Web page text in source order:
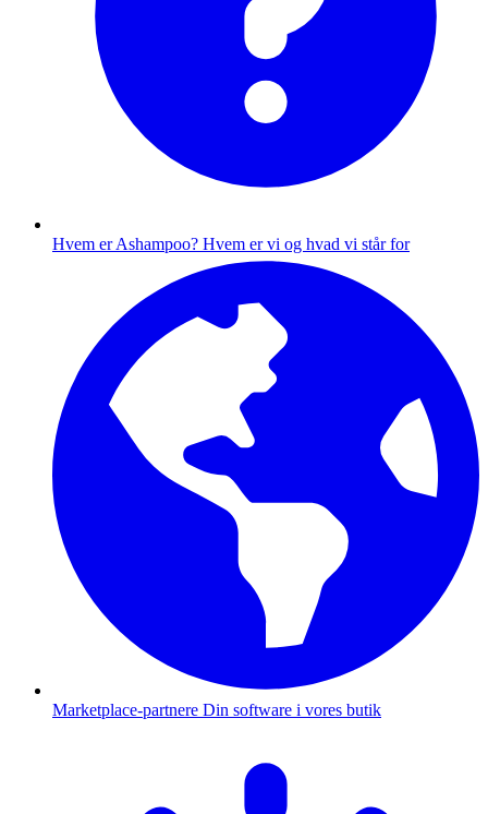
Hvem er Ashampoo? Hvem er vi og hvad vi står for
Marketplace-partnere Din software i vores butik